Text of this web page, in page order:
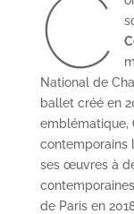
C
National de
ballet créé en
emblématique,
contemporains
ses œuvres à
de Paris en